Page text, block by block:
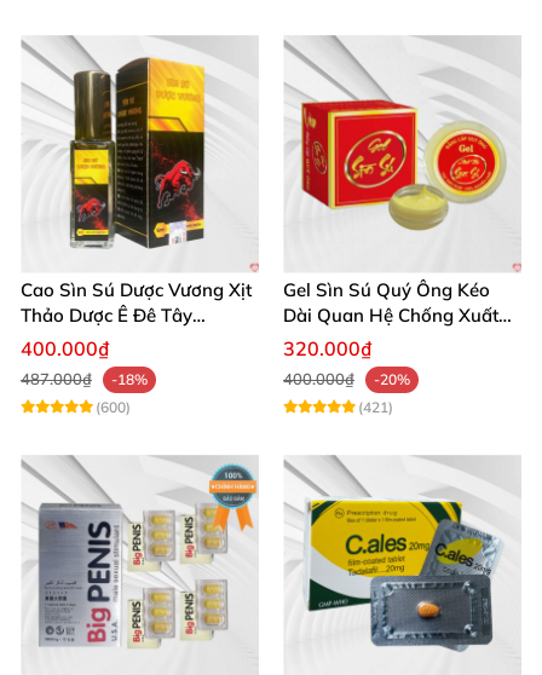
Cao Sìn Sú Dược Vương Xịt
Thảo Dược Ê Đê Tây
Nguyên Hỗ Trợ Xuất Tinh
400.000₫
487.000₫
-18%
(600)
Gel Sìn Sú Quý Ông Kéo
Dài Quan Hệ Chống Xuất
Tinh Sớm
320.000₫
400.000₫
-20%
(421)